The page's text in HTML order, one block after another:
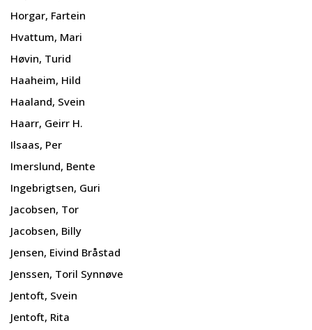
Horgar, Fartein
Hvattum, Mari
Høvin, Turid
Haaheim, Hild
Haaland, Svein
Haarr, Geirr H.
Ilsaas, Per
Imerslund, Bente
Ingebrigtsen, Guri
Jacobsen, Tor
Jacobsen, Billy
Jensen, Eivind Bråstad
Jenssen, Toril Synnøve
Jentoft, Svein
Jentoft, Rita